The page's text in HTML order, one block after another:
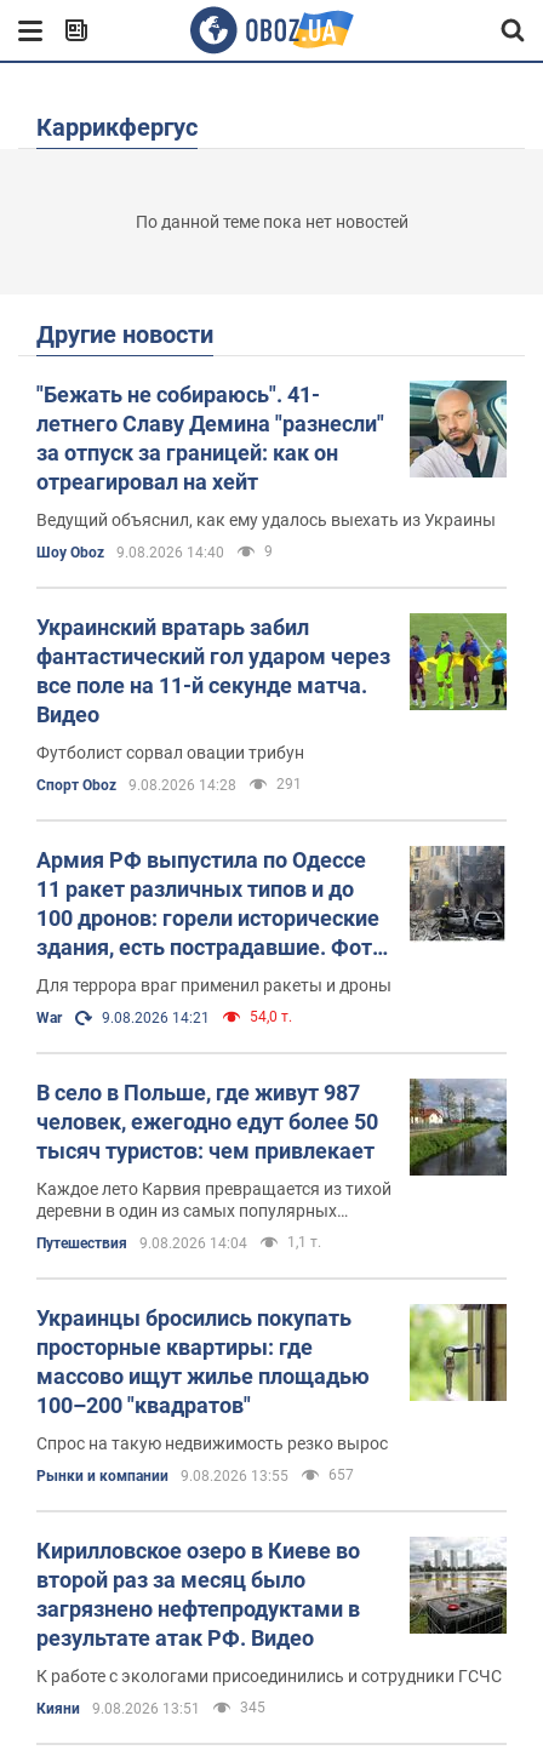
Каррикфергус
По данной теме пока нет новостей
Другие новости
"Бежать не собираюсь". 41-
летнего Славу Демина "разнесли"
за отпуск за границей: как он
отреагировал на хейт
Ведущий объяснил, как ему удалось выехать из Украины
Шоу Oboz 9.08.2026 14:40 9
Украинский вратарь забил
фантастический гол ударом через
все поле на 11-й секунде матча.
Видео
Футболист сорвал овации трибун
Спорт Oboz 9.08.2026 14:28 291
Армия РФ выпустила по Одессе
11 ракет различных типов и до
100 дронов: горели исторические
здания, есть пострадавшие. Фото
и видео
Для террора враг применил ракеты и дроны
War 9.08.2026 14:21 54,0 т.
В село в Польше, где живут 987
человек, ежегодно едут более 50
тысяч туристов: чем привлекает
Каждое лето Карвия превращается из тихой
деревни в один из самых популярных
Путешествия 9.08.2026 14:04 1,1 т.
Украинцы бросились покупать
просторные квартиры: где
массово ищут жилье площадью
100–200 "квадратов"
Спрос на такую недвижимость резко вырос
Рынки и компании 9.08.2026 13:55 657
Кирилловское озеро в Киеве во
второй раз за месяц было
загрязнено нефтепродуктами в
результате атак РФ. Видео
К работе с экологами присоединились и сотрудники ГСЧС
Кияни 9.08.2026 13:51 345